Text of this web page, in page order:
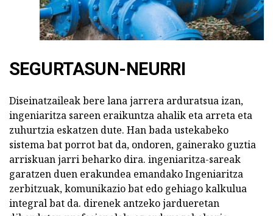
SEGURTASUN-NEURRI
Diseinatzaileak bere lana jarrera arduratsua izan,
ingeniaritza sareen eraikuntza ahalik eta arreta eta
zuhurtzia eskatzen dute. Han bada ustekabeko
sistema bat porrot bat da, ondoren, gainerako guztia
arriskuan jarri beharko dira. ingeniaritza-sareak
garatzen duen erakundea emandako Ingeniaritza
zerbitzuak, komunikazio bat edo gehiago kalkulua
integral bat da. direnek antzeko jardueretan